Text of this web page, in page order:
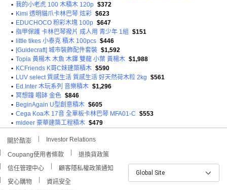
• 我的小老虎 100 木積木 120p $372
• Kimi 透明貓爪卡林巴琴 炫彩 $623
• EDUCHOCO 粉彩木塊 100p $647
• 指甲保護 卡林巴琴撥片 成人用 青少年 1組
$151
•
little tikes 小泰克 積木 100pcs $446
• [Guidecraft] 城市裝飾配件套裝 $1,592
• Topia 黃楊木 木魚 木鐸 雙龍 小葉 黃楊木 $1,988
• KCFriends K哥C妹建築積木 $590
• LUV select 質感生活 質感生活 好天然荷木粒 2kg $561
• Ed.Inter 木玩系列 音樂積木 $1,296
• 冥想鐘 唱缽 金色 $846
• BeginAgain U型創意積木 $605
• Cega Koa木 17音 全單板卡林巴琴 MFA01-C $553
• mideer 豪華建築工程積木 $479
關於酷澎 Investor Relations
Coupang使用者條款
退換貨政策
信任管理中心
顧客隱私權政策通知
安心購物
資訊安全
Global Site